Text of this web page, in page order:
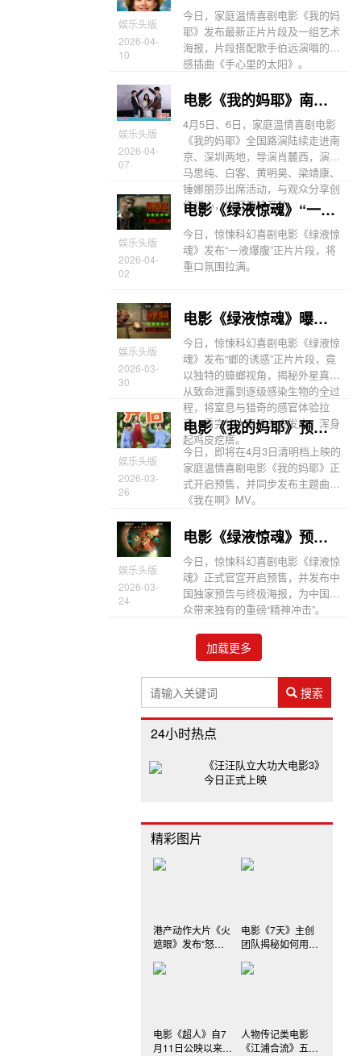
娱乐头版
2026-04-
10
今日，家庭温情喜剧电影《我的妈
耶》发布最新正片片段及一组艺术
海报，片段搭配歌手伯远演唱的情
感插曲《手心里的太阳》。
娱乐头版
2026-04-
07
电影《我的妈耶》南京深圳路演 父母爱情现场撒糖
4月5日、6日，家庭温情喜剧电影
《我的妈耶》全国路演陆续走进南
京、深圳两地，导演肖麓西，演员
马思纯、白客、黄明昊、梁靖康、
锤娜丽莎出席活动，与观众分享创
作初心，进行趣味互动。
娱乐头版
2026-04-
02
电影《绿液惊魂》“一液爆腹”正片片段挑战人类耐受力极限
今日，惊悚科幻喜剧电影《绿液惊
魂》发布“一液爆腹”正片片段，将
重口氛围拉满。
娱乐头版
2026-03-
30
电影《绿液惊魂》曝正片片段 大银幕上演蟑螂视角
今日，惊悚科幻喜剧电影《绿液惊
魂》发布“螂的诱惑”正片片段，竟
以独特的蟑螂视角，揭秘外星真菌
从致命泄露到逐级感染生物的全过
程，将窒息与猎奇的感官体验拉
满，看完让人直呼头皮发麻、浑身
起鸡皮疙瘩。
娱乐头版
2026-03-
26
电影《我的妈耶》预售开启 郁可唯献唱主题曲MV《我在啊》
今日，即将在4月3日清明档上映的
家庭温情喜剧电影《我的妈耶》正
式开启预售，并同步发布主题曲
《我在啊》MV。
娱乐头版
2026-03-
24
电影《绿液惊魂》预售开启 中国独家预告与终极海报曝光
今日，惊悚科幻喜剧电影《绿液惊
魂》正式官宣开启预售，并发布中
国独家预告与终极海报，为中国观
众带来独有的重磅“精神冲击”。
加载更多
搜索
24小时热点
《汪汪队立大功大电影3》
今日正式上映
精彩图片
港产动作大片《火
遮眼》发布“怒火
电影《7天》主创
团队揭秘如何用细
样”
电影《超人》自7
月11日公映以来口
人物传记类电影
《江浦合流》五月